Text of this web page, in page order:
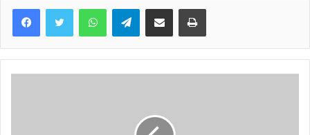
WhatsAppTelegramCompartir via Email Imprimi